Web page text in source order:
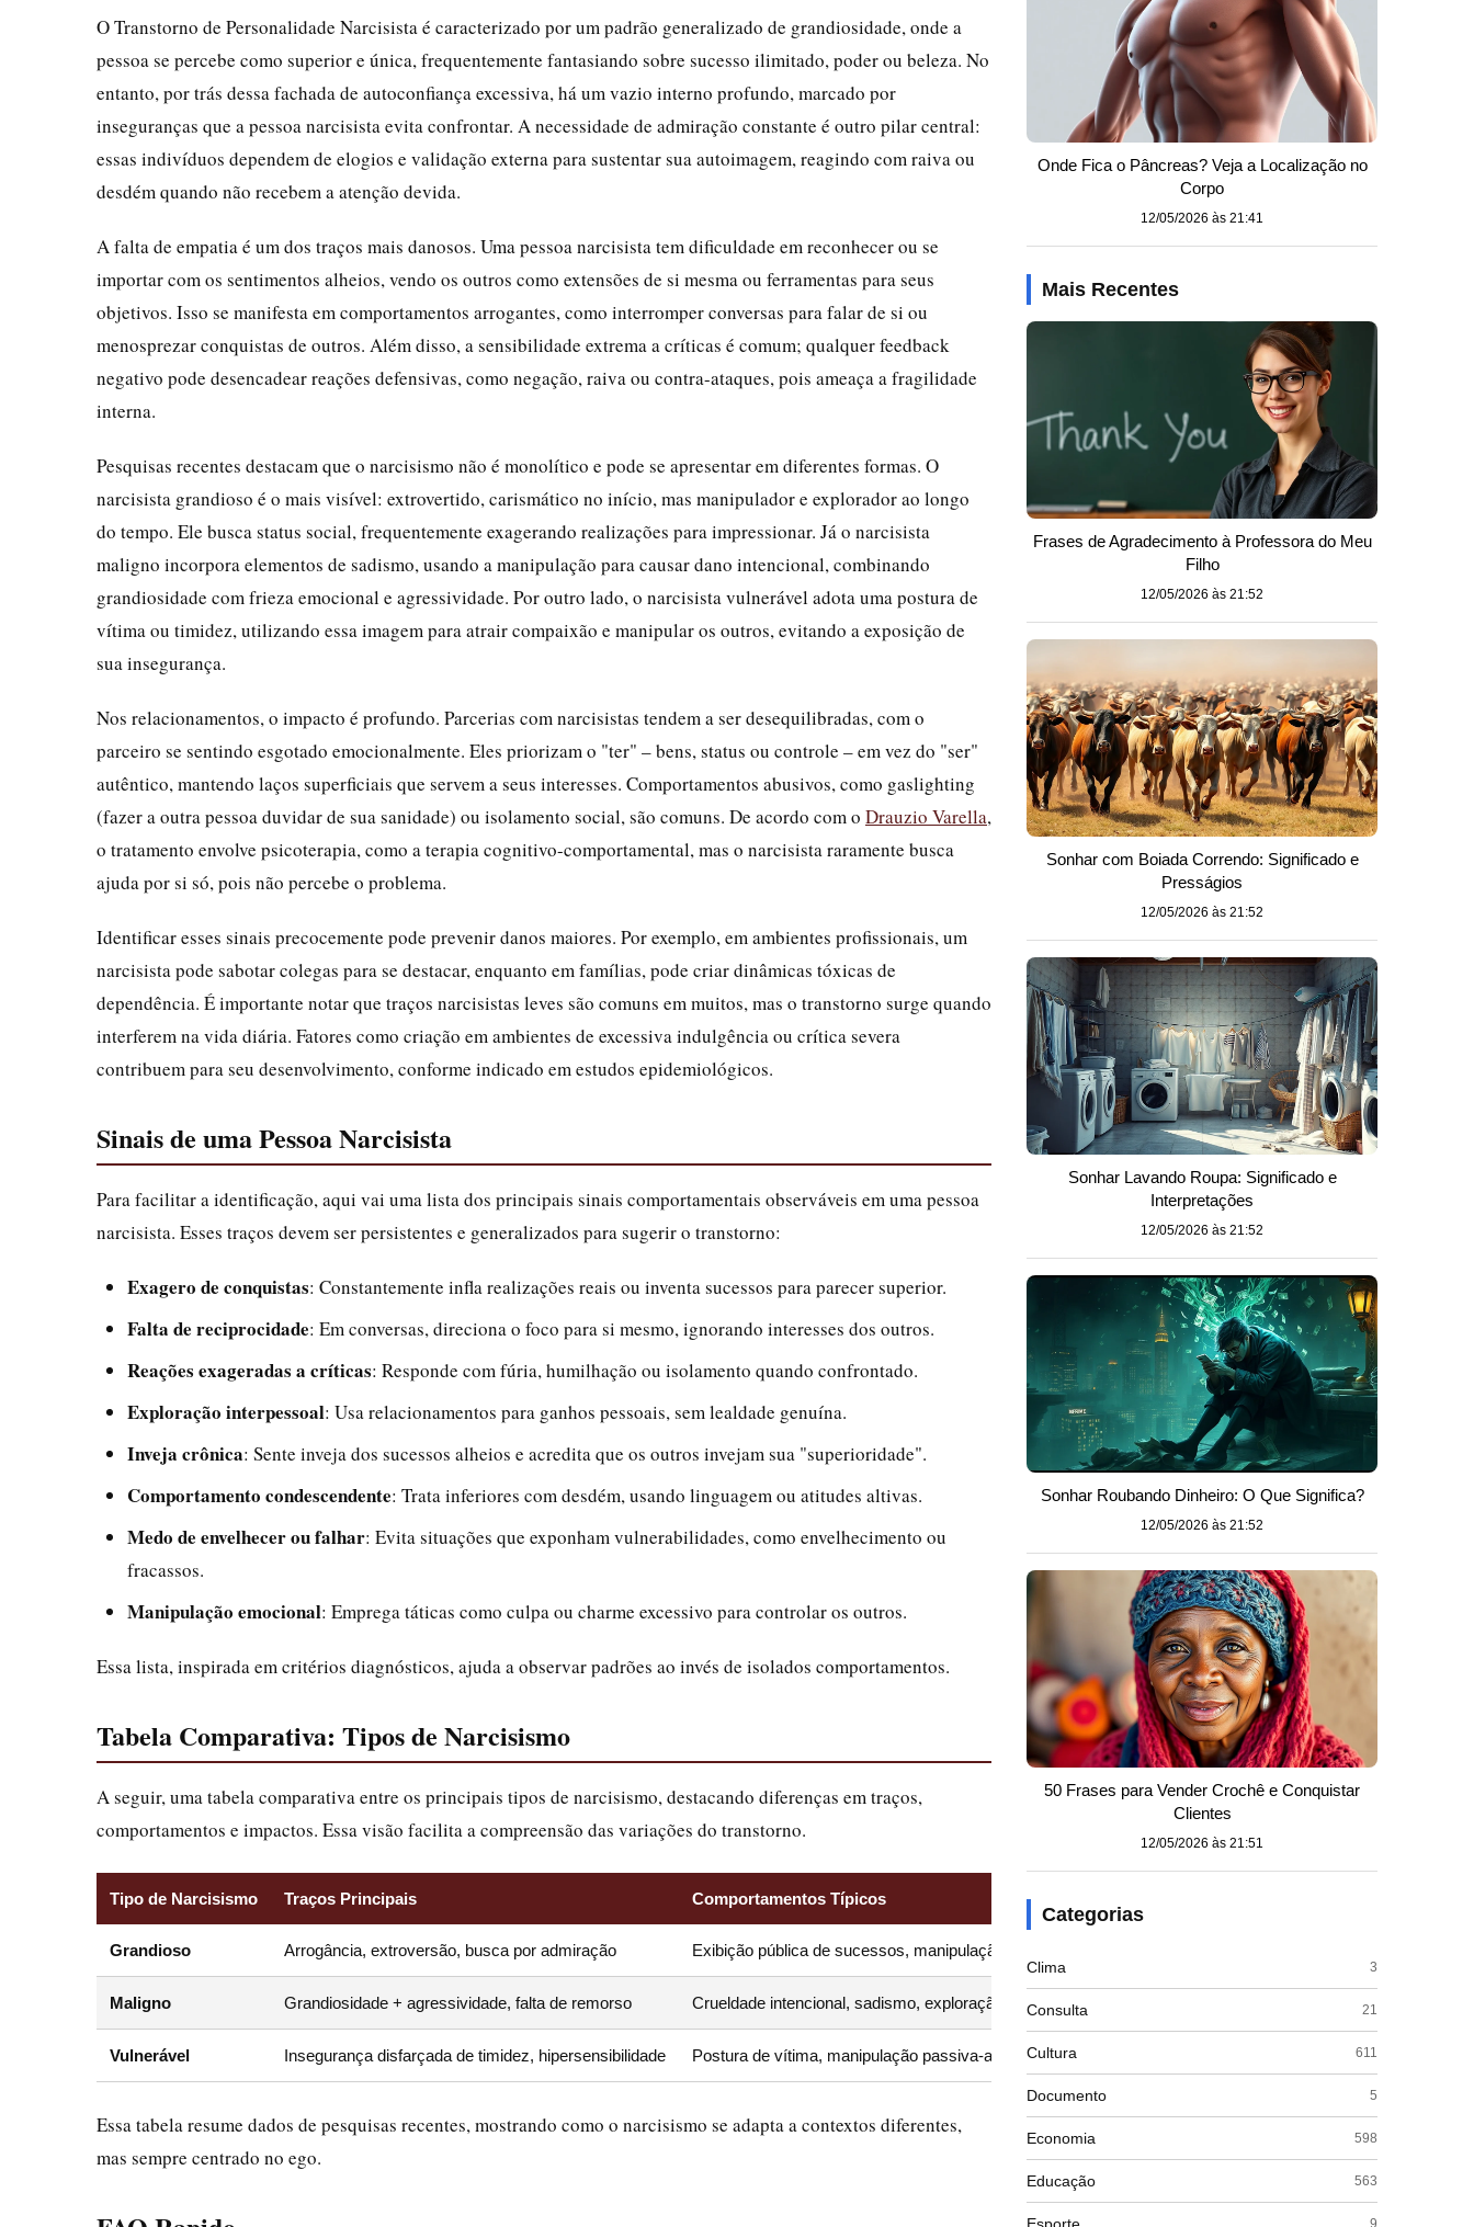
O Transtorno de Personalidade Narcisista é caracterizado por um padrão generalizado de grandiosidade, onde a
pessoa se percebe como superior e única, frequentemente fantasiando sobre sucesso ilimitado, poder ou beleza. No
entanto, por trás dessa fachada de autoconfiança excessiva, há um vazio interno profundo, marcado por
inseguranças que a pessoa narcisista evita confrontar. A necessidade de admiração constante é outro pilar central:
essas indivíduos dependem de elogios e validação externa para sustentar sua autoimagem, reagindo com raiva ou
desdém quando não recebem a atenção devida.
A falta de empatia é um dos traços mais danosos. Uma pessoa narcisista tem dificuldade em reconhecer ou se
importar com os sentimentos alheios, vendo os outros como extensões de si mesma ou ferramentas para seus
objetivos. Isso se manifesta em comportamentos arrogantes, como interromper conversas para falar de si ou
menosprezar conquistas de outros. Além disso, a sensibilidade extrema a críticas é comum; qualquer feedback
negativo pode desencadear reações defensivas, como negação, raiva ou contra-ataques, pois ameaça a fragilidade
interna.
Pesquisas recentes destacam que o narcisismo não é monolítico e pode se apresentar em diferentes formas. O
narcisista grandioso é o mais visível: extrovertido, carismático no início, mas manipulador e explorador ao longo
do tempo. Ele busca status social, frequentemente exagerando realizações para impressionar. Já o narcisista
maligno incorpora elementos de sadismo, usando a manipulação para causar dano intencional, combinando
grandiosidade com frieza emocional e agressividade. Por outro lado, o narcisista vulnerável adota uma postura de
vítima ou timidez, utilizando essa imagem para atrair compaixão e manipular os outros, evitando a exposição de
sua insegurança.
Nos relacionamentos, o impacto é profundo. Parcerias com narcisistas tendem a ser desequilibradas, com o
parceiro se sentindo esgotado emocionalmente. Eles priorizam o "ter" – bens, status ou controle – em vez do "ser"
autêntico, mantendo laços superficiais que servem a seus interesses. Comportamentos abusivos, como gaslighting
(fazer a outra pessoa duvidar de sua sanidade) ou isolamento social, são comuns. De acordo com o Drauzio Varella,
o tratamento envolve psicoterapia, como a terapia cognitivo-comportamental, mas o narcisista raramente busca
ajuda por si só, pois não percebe o problema.
Identificar esses sinais precocemente pode prevenir danos maiores. Por exemplo, em ambientes profissionais, um
narcisista pode sabotar colegas para se destacar, enquanto em famílias, pode criar dinâmicas tóxicas de
dependência. É importante notar que traços narcisistas leves são comuns em muitos, mas o transtorno surge quando
interferem na vida diária. Fatores como criação em ambientes de excessiva indulgência ou crítica severa
contribuem para seu desenvolvimento, conforme indicado em estudos epidemiológicos.
Sinais de uma Pessoa Narcisista
Para facilitar a identificação, aqui vai uma lista dos principais sinais comportamentais observáveis em uma pessoa
narcisista. Esses traços devem ser persistentes e generalizados para sugerir o transtorno:
Exagero de conquistas: Constantemente infla realizações reais ou inventa sucessos para parecer superior.
Falta de reciprocidade: Em conversas, direciona o foco para si mesmo, ignorando interesses dos outros.
Reações exageradas a críticas: Responde com fúria, humilhação ou isolamento quando confrontado.
Exploração interpessoal: Usa relacionamentos para ganhos pessoais, sem lealdade genuína.
Inveja crônica: Sente inveja dos sucessos alheios e acredita que os outros invejam sua "superioridade".
Comportamento condescendente: Trata inferiores com desdém, usando linguagem ou atitudes altivas.
Medo de envelhecer ou falhar: Evita situações que exponham vulnerabilidades, como envelhecimento ou
fracassos.
Manipulação emocional: Emprega táticas como culpa ou charme excessivo para controlar os outros.
Essa lista, inspirada em critérios diagnósticos, ajuda a observar padrões ao invés de isolados comportamentos.
Tabela Comparativa: Tipos de Narcisismo
A seguir, uma tabela comparativa entre os principais tipos de narcisismo, destacando diferenças em traços,
comportamentos e impactos. Essa visão facilita a compreensão das variações do transtorno.
Tipo de Narcisismo Traços Principais Comportamentos Típicos
Grandioso Arrogância, extroversão, busca por admiração Exibição pública de sucessos, manipulação para status
Maligno Grandiosidade + agressividade, falta de remorso Crueldade intencional, sadismo, exploração agressiva Abusivo e destrutivo; causa trauma emocional
Vulnerável Insegurança disfarçada de timidez, hipersensibilidade Postura de vítima, manipulação passiva-agressiva Cíclico: alterna entre dependência e rejeição,
Essa tabela resume dados de pesquisas recentes, mostrando como o narcisismo se adapta a contextos diferentes,
mas sempre centrado no ego.
Onde Fica o Pâncreas? Veja a Localização no
Corpo
12/05/2026 às 21:41
Mais Recentes
Frases de Agradecimento à Professora do Meu
Filho
12/05/2026 às 21:52
Sonhar com Boiada Correndo: Significado e
Presságios
12/05/2026 às 21:52
Sonhar Lavando Roupa: Significado e
Interpretações
12/05/2026 às 21:52
Sonhar Roubando Dinheiro: O Que Significa?
12/05/2026 às 21:52
50 Frases para Vender Crochê e Conquistar
Clientes
12/05/2026 às 21:51
Categorias
Clima 3
Consulta 21
Cultura 611
Documento 5
Economia 598
Educação 563
9